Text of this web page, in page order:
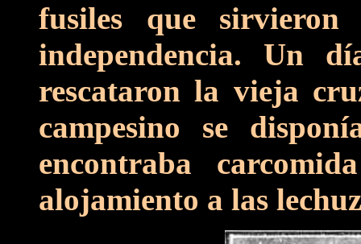
fusiles que
independencia. Un
rescataron la vieja
campesino se
encontraba
alojamiento a las